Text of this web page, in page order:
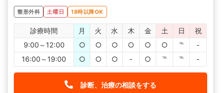
整形外科 土曜日 18時以降OK
診療時間 月 火 水 木 金 土 日
祝
9:00～12:00
○ ○ ○ ○ ○ ○ ℡
-
16:00～19:00
○ ○ ○ - ○ ℡ ℡ -
診断、治療の相談をする